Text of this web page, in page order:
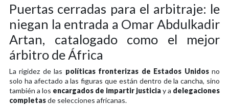
Puertas cerradas para el arbitraje: le
niegan la entrada a Omar Abdulkadir
Artan, catalogado como el mejor
árbitro de África
La rigidez de las políticas fronterizas de Estados Unidosno
solo ha afectado a las figuras que están dentro de la cancha, sino
también a los encargados de impartir justiciay a delegaciones
completasde selecciones africanas.